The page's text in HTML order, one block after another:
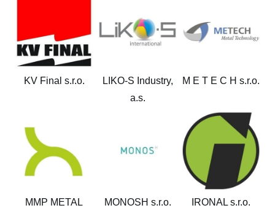
KV Final s.r.o.
LIKO-S Industry,
a.s.
M E T E C H s.r.o.
MMP METAL
MONOSH s.r.o. IRONAL s.r.o.